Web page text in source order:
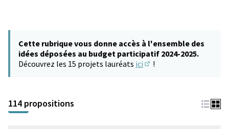
Cette rubrique vous donne accès à l'ensemble des
idées déposées au budget participatif 2024-2025.
Découvrez les 15 projets lauréats ici !
114 propositions